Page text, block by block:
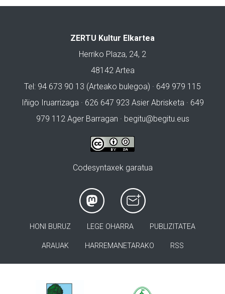
ZERTU Kultur Elkartea
Herriko Plaza, 24, 2
48142 Artea
Tel: 94 673 90 13 (Arteako bulegoa) · 649 979 115
Iñigo Iruarrizaga · 626 647 923 Asier Abrisketa · 649
979 112 Ager Barragan · begitu@begitu.eus
Codesyntaxek garatua
HONI BURUZ LEGE OHARRA PUBLIZITATEA
ARAUAK HARREMANETARAKO RSS